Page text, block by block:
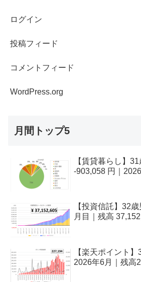
ログイン
投稿フィード
コメントフィード
WordPress.org
月間トップ5
【賃貸暮らし】
-903,058 円｜
【投資信託】32
月目｜残高
【楽天ポイント
2026年6月｜残高